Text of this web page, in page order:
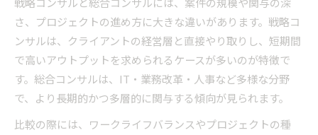
さ、プロジェクトの進め方に大きな違いがあります。戦略コ
ンサルは、クライアントの経営層と直接やり取りし、短期間
で高いアウトプットを求められるケースが多いのが特徴で
す。総合コンサルは、IT・業務改革・人事など多様な分野
で、より長期的かつ多層的に関与する傾向が見られます。
比較の際には、ワークライフバランスやプロジェクトの種